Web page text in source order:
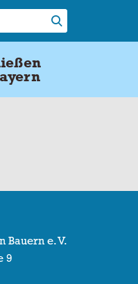
Bauern e. V.
9